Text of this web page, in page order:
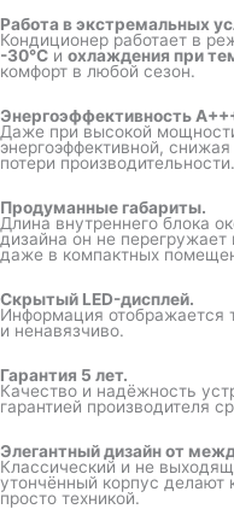
Работа в экстремальных
Кондиционер работает в
-30°C и охлаждения при
комфорт в любой сезон.
Энергоэффективность
Даже при высокой
энергоэффективной,
потери производительности.
Продуманные габариты.
Длина внутреннего блока
дизайна он не перегружает
даже в компактных
Скрытый LED-дисплей.
Информация отображается
и ненавязчиво.
Гарантия 5 лет.
Качество и надёжность
гарантией производителя
Элегантный дизайн от
Классический и не
утончённый корпус делают
просто техникой.